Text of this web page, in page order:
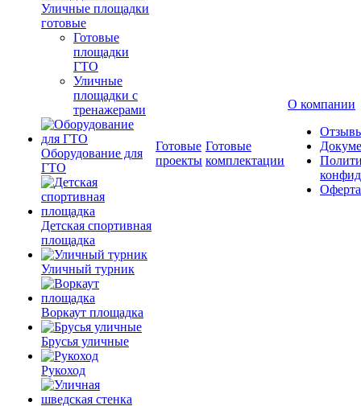
Уличные площадки
готовые
Готовые
площадки
ГТО
Уличные
площадки с
тренажерами
Оборудование для
ГТО
Детская спортивная
площадка
Уличный турник
Воркаут площадка
Брусья уличные
Рукоход
Готовые
проекты
Готовые
комплектации
О компании
Оферта